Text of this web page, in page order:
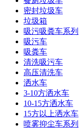
密封垃圾车
垃圾箱
吸污吸粪车系列
吸污车
吸粪车
清洗吸污车
高压清洗车
洒水车
3-10方洒水车
10-15方洒水车
15方以上洒水车
喷雾抑尘车系列